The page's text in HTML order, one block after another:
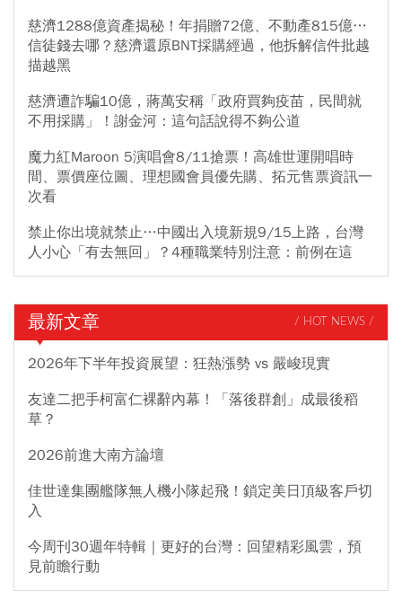
慈濟1288億資產揭秘！年捐贈72億、不動產815億…
信徒錢去哪？慈濟還原BNT採購經過，他拆解信件批越
描越黑
慈濟遭詐騙10億，蔣萬安稱「政府買夠疫苗，民間就
不用採購」！謝金河：這句話說得不夠公道
魔力紅Maroon 5演唱會8/11搶票！高雄世運開唱時
間、票價座位圖、理想國會員優先購、拓元售票資訊一
次看
禁止你出境就禁止…中國出入境新規9/15上路，台灣
人小心「有去無回」？4種職業特別注意：前例在這
最新文章 / HOT NEWS /
2026年下半年投資展望：狂熱漲勢 vs 嚴峻現實
友達二把手柯富仁裸辭內幕！「落後群創」成最後稻
草？
2026前進大南方論壇
佳世達集團艦隊無人機小隊起飛！鎖定美日頂級客戶切
入
今周刊30週年特輯｜更好的台灣：回望精彩風雲，預
見前瞻行動